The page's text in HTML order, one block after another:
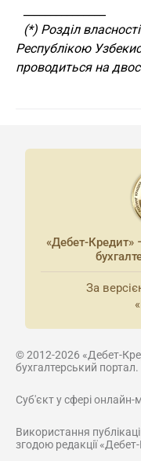
(*) Розділ
Республікою
проводиться на
«Дебет-Кредит»
За
© 2012-2026 «Дебет-
бухгалтерський портал.
Суб'єкт у сфері онлайн-
Використання
згодою редакції